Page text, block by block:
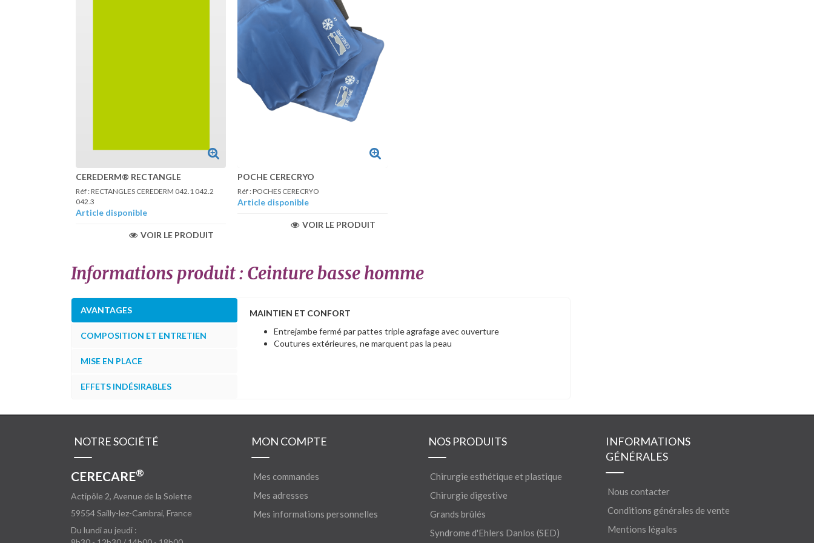
CEREDERM® RECTANGLE
Réf : RECTANGLES CEREDERM 042.1 042.2
042.3
Article disponible
VOIR LE PRODUIT
POCHE CERECRYO
Réf : POCHES CERECRYO
Article disponible
VOIR LE PRODUIT
Informations produit : Ceinture basse homme
AVANTAGES
COMPOSITION ET ENTRETIEN
MISE EN PLACE
EFFETS INDÉSIRABLES
MAINTIEN ET CONFORT
Entrejambe fermé par pattes triple agrafage avec ouverture
Coutures extérieures, ne marquent pas la peau
NOTRE SOCIÉTÉ
CERECARE®
Actipôle 2, Avenue de la Solette
59554Sailly-lez-Cambrai, France
Du lundi au jeudi :
MON COMPTE
Mes commandes
Mes adresses
Mes informations personnelles
NOS PRODUITS
Chirurgie esthétique et plastique
Chirurgie digestive
Grands brûlés
Syndrome d'Ehlers Danlos (SED)
INFORMATIONS
GÉNÉRALES
Nous contacter
Conditions générales de vente
Mentions légales